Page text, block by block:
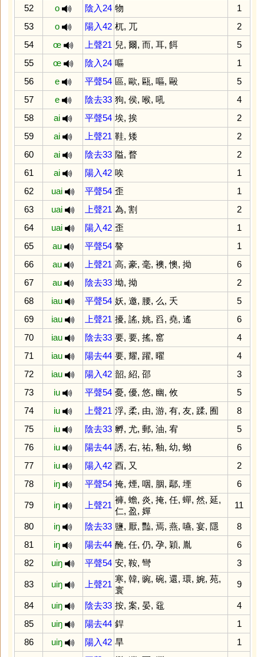
52
o 陰入24 物
1
53
o 陽入42 杌, 兀
2
54
œ 上聲21 兒, 爾, 而, 耳, 餌
5
55
œ 陰入24 嘔
1
56
e 平聲54 區, 歐, 甌, 嘔, 毆
5
57
e 陰去33 狗, 侯, 喉, 吼
4
58
ai 平聲54 埃, 挨
2
59
ai 上聲21 鞋, 矮
2
60
ai 陰去33 隘, 瞀
2
61
ai 陽入42 唉
1
62
uai 平聲54 歪
1
63
uai 上聲21 為, 割
2
64
uai 陽入42 歪
1
65
au 平聲54 謷
1
66
au 上聲21 高, 豪, 毫, 襖,懊, 拗
6
67
au 陰去33 坳, 拗
2
68
iau 平聲54 妖, 邀, 腰, 么, 夭
5
69
iau 上聲21 擾, 謠, 姚, 舀, 堯, 遙
6
70
iau 陰去33 要, 要, 搖, 窰
4
71
iau 陽去44 要, 耀, 躍, 曜
4
72
iau 陽入42 韶, 紹, 邵
3
73
iu 平聲54 憂, 優, 悠, 幽, 攸
5
74
iu 上聲21 浮, 柔, 由, 游, 有, 友, 蹂, 囿
8
75
iu 陰去33 孵, 尤, 郵, 油, 宥
5
76
iu 陽去44 誘, 右, 祐, 釉, 幼, 蚴
6
77
iu 陽入42 酉, 又
2
78
iŋ 平聲54 掩, 煙, 咽, 胭, 鄢, 堙 6
79 iŋ 上聲21
褲, 蟾, 炎, 掩, 任, 蟬, 然, 延,
仁, 盈, 嬋
11
80 iŋ 陰去33 鹽, 厭, 豔, 焉, 燕, 嚥, 宴, 隱
8
81
iŋ 陽去44 醃, 任, 仍, 孕, 穎, 胤
6
82
uiŋ 平聲54 安, 鞍, 彎 3
83 uiŋ 上聲21
寒, 韓, 豌, 碗, 還, 環, 婉, 苑,
寰
9
84 uiŋ 陰去33 按, 案, 晏, 黿
4
85
uiŋ 陽去44 銲
1
86
uiŋ 陽入42 旱
1